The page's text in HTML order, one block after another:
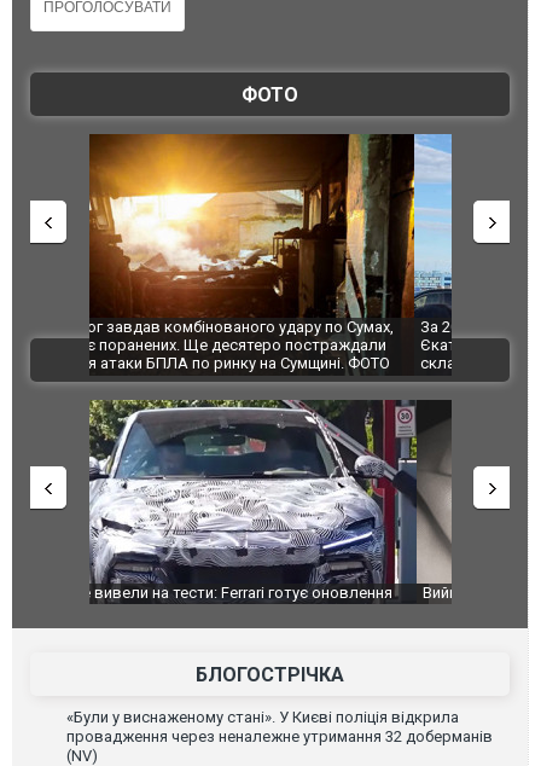
ФОТО
За 2000 кілометрів від кордону з Україною: в
Єкатеринбурзі після атаки дронів загорівся
склад Wildberries. ФОТО. ВІДЕО
"Мої
ВІДЕО
Вийшов трейлер нової екранізації легендарного
БЛОГОСТРІЧКА
«Були у виснаженому стані». У Києві поліція відкрила
провадження через неналежне утримання 32 доберманів
(NV)